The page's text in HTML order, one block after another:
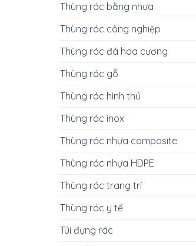
Thùng rác bằng nhựa
Thùng rác công nghiệp
Thùng rác đá hoa cương
Thùng rác gỗ
Thùng rác hình thú
Thùng rác inox
Thùng rác nhựa composite
Thùng rác nhựa HDPE
Thùng rác trang trí
Thùng rác y tế
Túi đựng rác